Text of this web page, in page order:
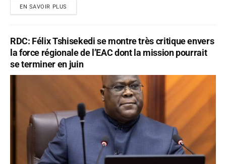
EN SAVOIR PLUS
RDC: Félix Tshisekedi se montre très critique envers
la force régionale de l’EAC dont la mission pourrait
se terminer en juin